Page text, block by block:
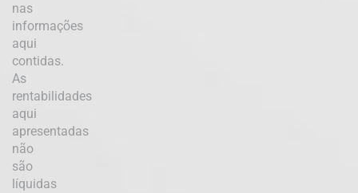
nas
informações
aqui
contidas.
As
rentabilidades
aqui
apresentadas
não
são
líquidas